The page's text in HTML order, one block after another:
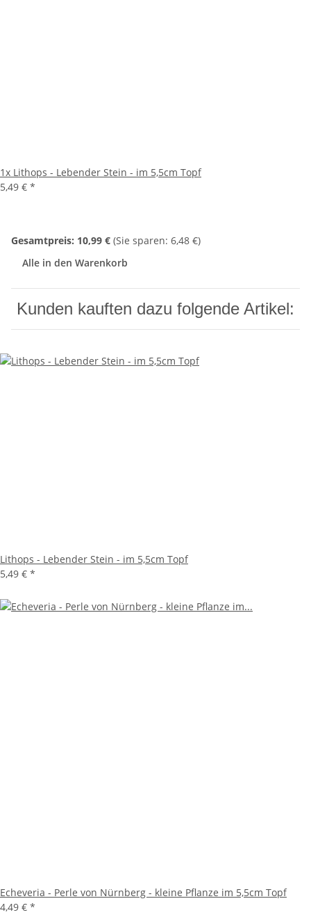
1x Lithops - Lebender Stein - im 5,5cm Topf
5,49 € *
Gesamtpreis: 10,99 € (Sie sparen: 6,48 €)
Alle in den Warenkorb
Kunden kauften dazu folgende Artikel:
Lithops - Lebender Stein - im 5,5cm Topf
5,49 € *
Echeveria - Perle von Nürnberg - kleine Pflanze im 5,5cm Topf
4,49 € *